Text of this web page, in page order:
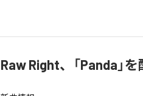
Raw Right、「Panda」